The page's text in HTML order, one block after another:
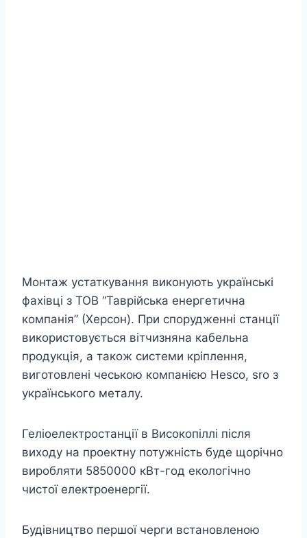
Монтаж устаткування виконують українські
фахівці з ТОВ “Таврійська енергетична
компанія” (Херсон). При спорудженні станції
використовується вітчизняна кабельна
продукція, а також системи кріплення,
виготовлені чеською компанією Hesco, sro з
українського металу.
Геліоелектростанції в Високопіллі після
виходу на проектну потужність буде щорічно
виробляти 5850000 кВт-год екологічно
чистої електроенергії.
Будівництво першої черги встановленою